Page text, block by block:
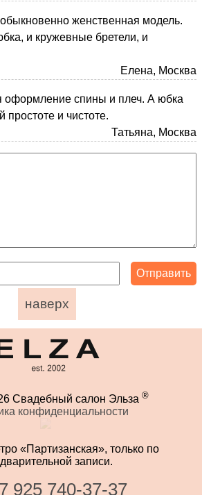
женственная модель.
и кружевные бретели, и
Елена, Москва
оформление спины и плеч. А юбка
простоте и чистоте.
Татьяна, Москва
наверх
Свадебный салон Эльза ®
конфиденциальности
«Партизанская», только по
записи.
925 740-37-37